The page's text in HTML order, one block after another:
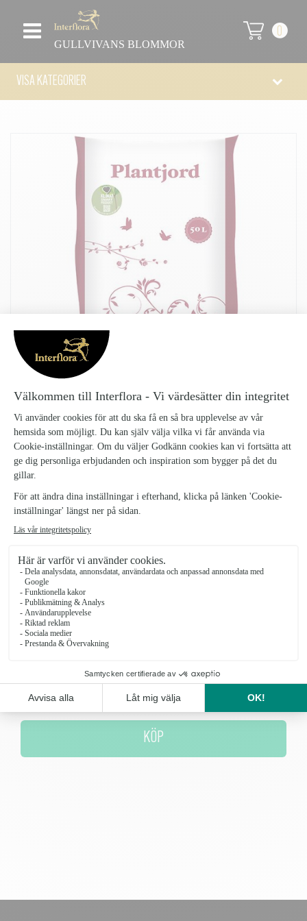
GULLVIVANS BLOMMOR
0
VISA KATEGORIER
BLOMJORD 50L
Blomjord-50L_2
149 kr
Planteringsjord 50 liter
Antal
KÖP